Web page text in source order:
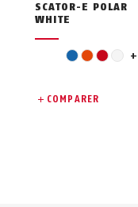
SCATOR-E POLAR
WHITE
blueorange
redwhite
yellow +
COMPARER